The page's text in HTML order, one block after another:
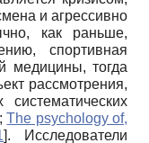
и агрессивно
как раньше,
спортивная
медицины, тогда
рассмотрения,
;The psychology of,
]. Исследователи